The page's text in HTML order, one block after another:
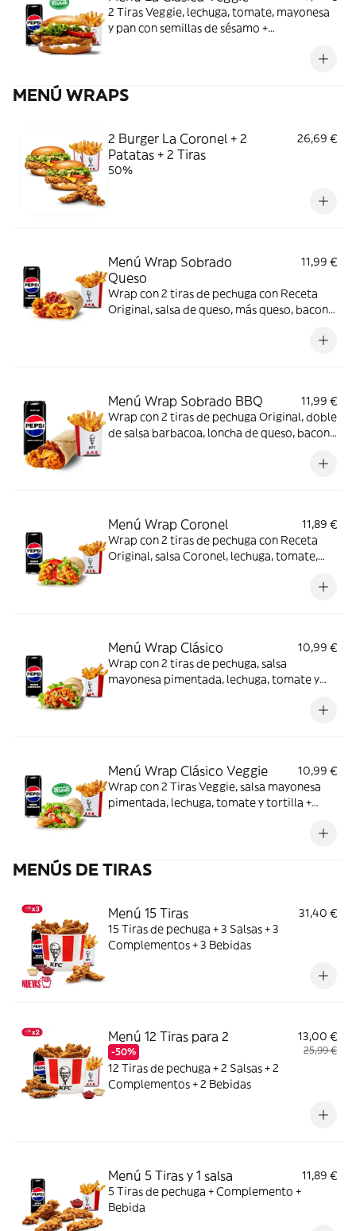
2 Tiras Veggie, lechuga, tomate, mayonesa
y pan con semillas de sésamo +
MENÚ WRAPS
2 Burger La Coronel + 2
Patatas + 2 Tiras
26,69 €
50%
Menú Wrap Sobrado
Queso
11,99 €
Wrap con 2 tiras de pechuga con Receta
Original, salsa de queso, más queso, bacon y
Menú Wrap Sobrado BBQ
11,99 €
Wrap con 2 tiras de pechuga Original, doble
de salsa barbacoa, loncha de queso, bacon
Menú Wrap Coronel
11,89 €
Wrap con 2 tiras de pechuga con Receta
Original, salsa Coronel, lechuga, tomate,
Menú Wrap Clásico
10,99 €
Wrap con 2 tiras de pechuga, salsa
mayonesa pimentada, lechuga, tomate y
Menú Wrap Clásico Veggie
10,99 €
Wrap con 2 Tiras Veggie, salsa mayonesa
pimentada, lechuga, tomate y tortilla +
MENÚS DE TIRAS
Menú 15 Tiras
31,40 €
15 Tiras de pechuga + 3 Salsas + 3
Complementos + 3 Bebidas
Menú 12 Tiras para 2
-50%
13,00 €
25,99 €
12 Tiras de pechuga + 2 Salsas + 2
Complementos + 2 Bebidas
Menú 5 Tiras y 1 salsa
11,89 €
5 Tiras de pechuga + Complemento +
Bebida